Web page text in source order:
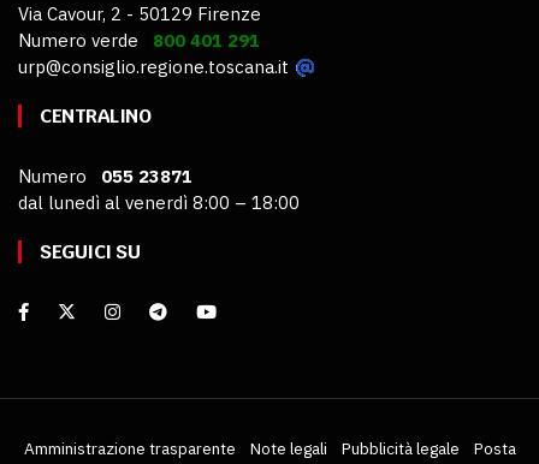
Via Cavour, 2 - 50129 Firenze
Numero verde 800 401 291
urp@consiglio.regione.toscana.it
CENTRALINO
Numero 055 23871
dal lunedì al venerdì 8:00 – 18:00
SEGUICI SU
Amministrazione trasparente Note legali Pubblicità legale
Posta